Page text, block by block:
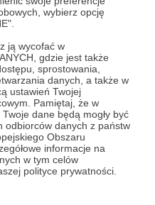
wybierz opcję
ją wycofać w
gdzie jest także
sprostowania,
danych, a także w
ustawień Twojej
Pamiętaj, że w
dane będą mogły być
odbiorców danych z państw
Obszaru
informacje na
w tym celów
polityce prywatności.
że ostatecznie Ukraina
1.
+5